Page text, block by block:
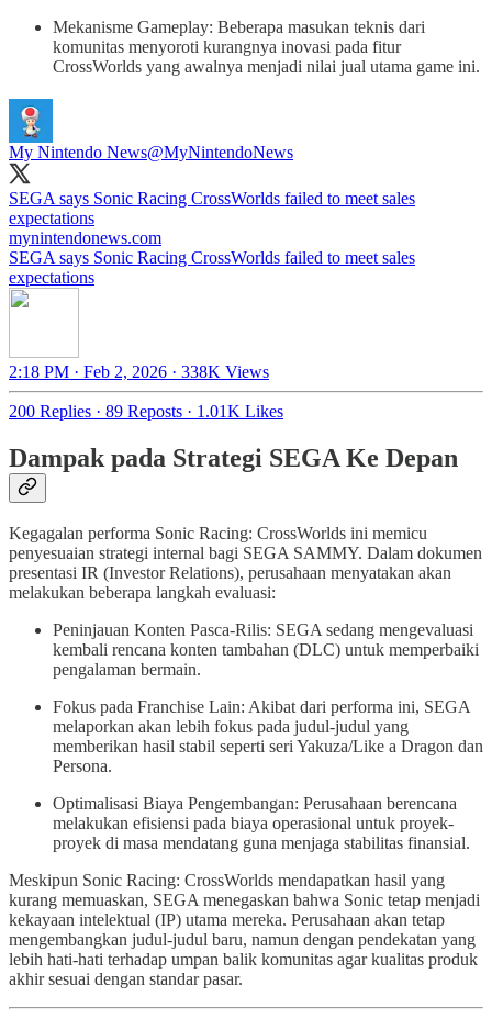
Mekanisme Gameplay: Beberapa masukan teknis dari
komunitas menyoroti kurangnya inovasi pada fitur
CrossWorlds yang awalnya menjadi nilai jual utama game ini.
My Nintendo News@MyNintendoNews
SEGA says Sonic Racing CrossWorlds failed to meet sales
expectations
mynintendonews.com
SEGA says Sonic Racing CrossWorlds failed to meet sales
expectations
2:18 PM · Feb 2, 2026 · 338K Views
200 Replies · 89 Reposts · 1.01K Likes
Dampak pada Strategi SEGA Ke Depan
Kegagalan performa Sonic Racing: CrossWorlds ini memicu
penyesuaian strategi internal bagi SEGA SAMMY. Dalam dokumen
presentasi IR (Investor Relations), perusahaan menyatakan akan
melakukan beberapa langkah evaluasi:
Peninjauan Konten Pasca-Rilis: SEGA sedang mengevaluasi
kembali rencana konten tambahan (DLC) untuk memperbaiki
pengalaman bermain.
Fokus pada Franchise Lain: Akibat dari performa ini, SEGA
melaporkan akan lebih fokus pada judul-judul yang
memberikan hasil stabil seperti seri Yakuza/Like a Dragon dan
Persona.
Optimalisasi Biaya Pengembangan: Perusahaan berencana
melakukan efisiensi pada biaya operasional untuk proyek-
proyek di masa mendatang guna menjaga stabilitas finansial.
Meskipun Sonic Racing: CrossWorlds mendapatkan hasil yang
kurang memuaskan, SEGA menegaskan bahwa Sonic tetap menjadi
kekayaan intelektual (IP) utama mereka. Perusahaan akan tetap
mengembangkan judul-judul baru, namun dengan pendekatan yang
lebih hati-hati terhadap umpan balik komunitas agar kualitas produk
akhir sesuai dengan standar pasar.